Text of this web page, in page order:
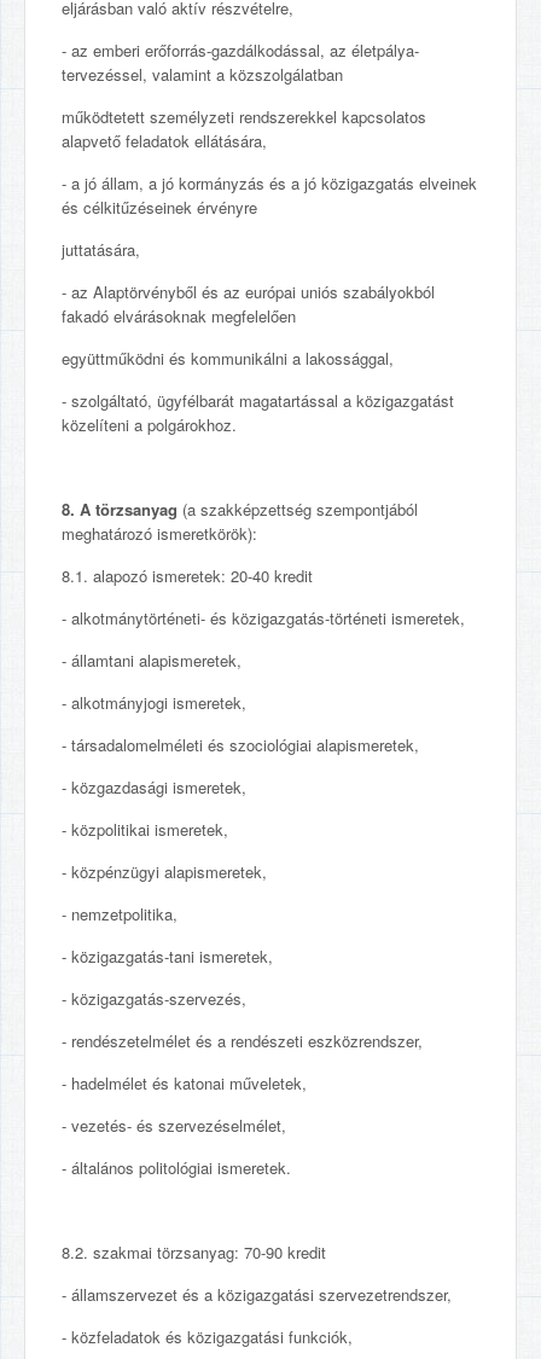
eljárásban való aktív részvételre,
- az emberi erőforrás-gazdálkodással, az életpálya-
tervezéssel, valamint a közszolgálatban
működtetett személyzeti rendszerekkel kapcsolatos
alapvető feladatok ellátására,
- a jó állam, a jó kormányzás és a jó közigazgatás elveinek
és célkitűzéseinek érvényre
juttatására,
- az Alaptörvényből és az európai uniós szabályokból
fakadó elvárásoknak megfelelően
együttműködni és kommunikálni a lakossággal,
- szolgáltató, ügyfélbarát magatartással a közigazgatást
közelíteni a polgárokhoz.
8. A törzsanyag (a szakképzettség szempontjából
meghatározó ismeretkörök):
8.1. alapozó ismeretek: 20-40 kredit
- alkotmánytörténeti- és közigazgatás-történeti ismeretek,
- államtani alapismeretek,
- alkotmányjogi ismeretek,
- társadalomelméleti és szociológiai alapismeretek,
- közgazdasági ismeretek,
- közpolitikai ismeretek,
- közpénzügyi alapismeretek,
- nemzetpolitika,
- közigazgatás-tani ismeretek,
- közigazgatás-szervezés,
- rendészetelmélet és a rendészeti eszközrendszer,
- hadelmélet és katonai műveletek,
- vezetés- és szervezéselmélet,
- általános politológiai ismeretek.
8.2. szakmai törzsanyag: 70-90 kredit
- államszervezet és a közigazgatási szervezetrendszer,
- közfeladatok és közigazgatási funkciók,